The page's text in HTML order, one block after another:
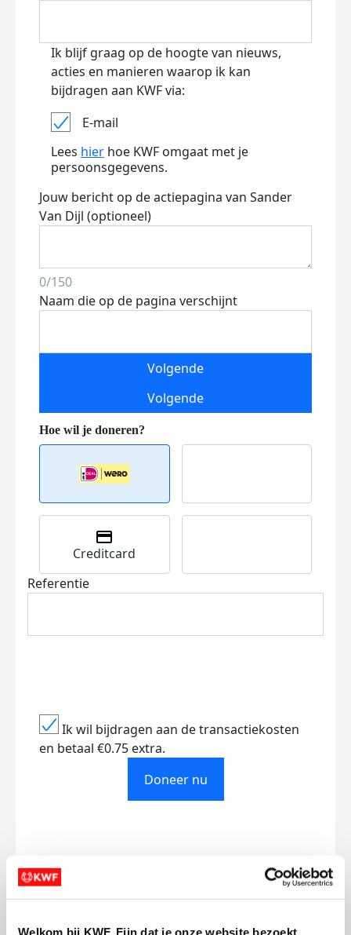
Welkom bij KWF. Fijn dat je onze website bezoekt.
Ik blijf graag op de hoogte van nieuws,
acties en manieren waarop ik kan
bijdragen aan KWF via:
E-mail
Lees hier hoe KWF omgaat met je
persoonsgegevens.
Jouw bericht op de actiepagina van Sander
Van Dijl (optioneel)
0/150
Naam die op de pagina verschijnt
Volgende
Volgende
Creditcard
Referentie
Ik wil bijdragen aan de transactiekosten
en betaal €0.75 extra.
Doneer nu
Opgehaald
€1.162
Streefbedrag
€750